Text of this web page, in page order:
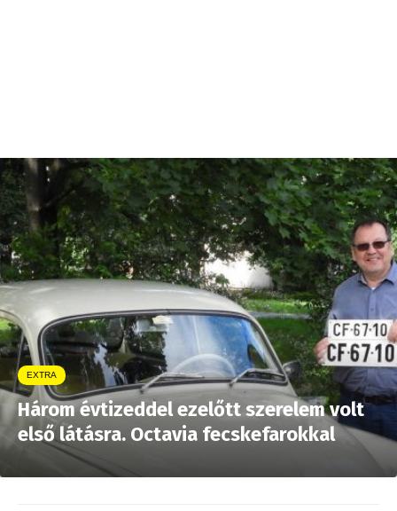
EXTRA
Három évtizeddel ezelőtt szerelem volt
első látásra. Octavia fecskefarokkal